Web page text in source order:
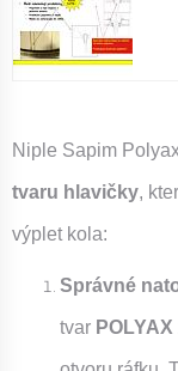
Niple Sapim
tvaru hlavičky,
výplet kola:
Správné
tvar POLYAX